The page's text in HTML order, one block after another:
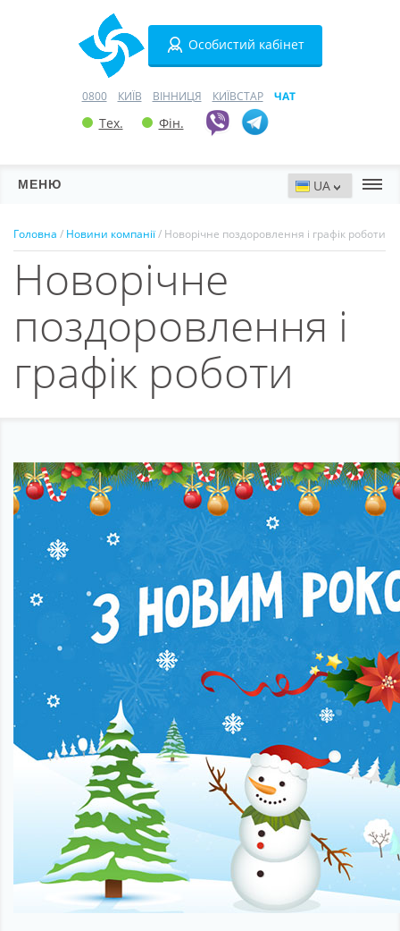
Особистий кабінет
0800 КИЇВ ВІННИЦЯ КИЇВСТАР ЧАТ
Тех. Фін.
МЕНЮ
Домени
VPN
SSL
Про компанію
Головна / Новини компанії/ Новорічне поздоровлення і графік роботи
Новорічне
поздоровлення і
графік роботи